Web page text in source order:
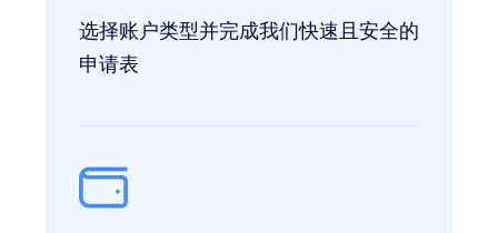
选择账户类型并完成我们快速且安全的
申请表